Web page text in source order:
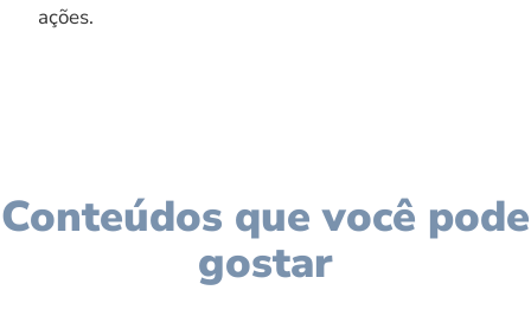
ações.
Conteúdos que você pode
gostar